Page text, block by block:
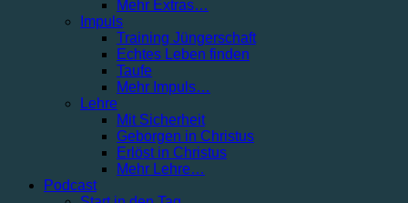
Mehr Extras…
Impuls
Training Jüngerschaft
Echtes Leben finden
Taufe
Mehr Impuls…
Lehre
Mit Sicherheit
Geborgen in Christus
Erlöst in Christus
Mehr Lehre…
Podcast